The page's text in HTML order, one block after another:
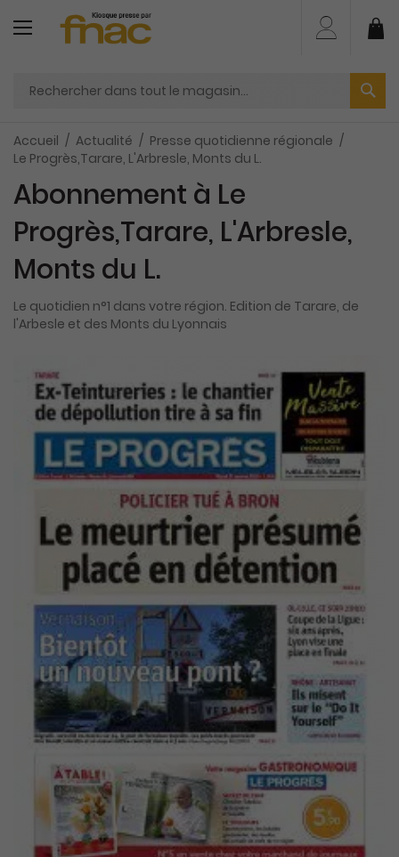
contenu
Accueil Actualité
Presse quotidienne régionale
Le Progrès,Tarare, L'Arbresle, Monts du L.
Abonnement à Le
Progrès,Tarare, L'Arbresle,
Monts du L.
Le quotidien n°1 dans votre région. Edition de Tarare, de
l'Arbesle et des Monts du Lyonnais